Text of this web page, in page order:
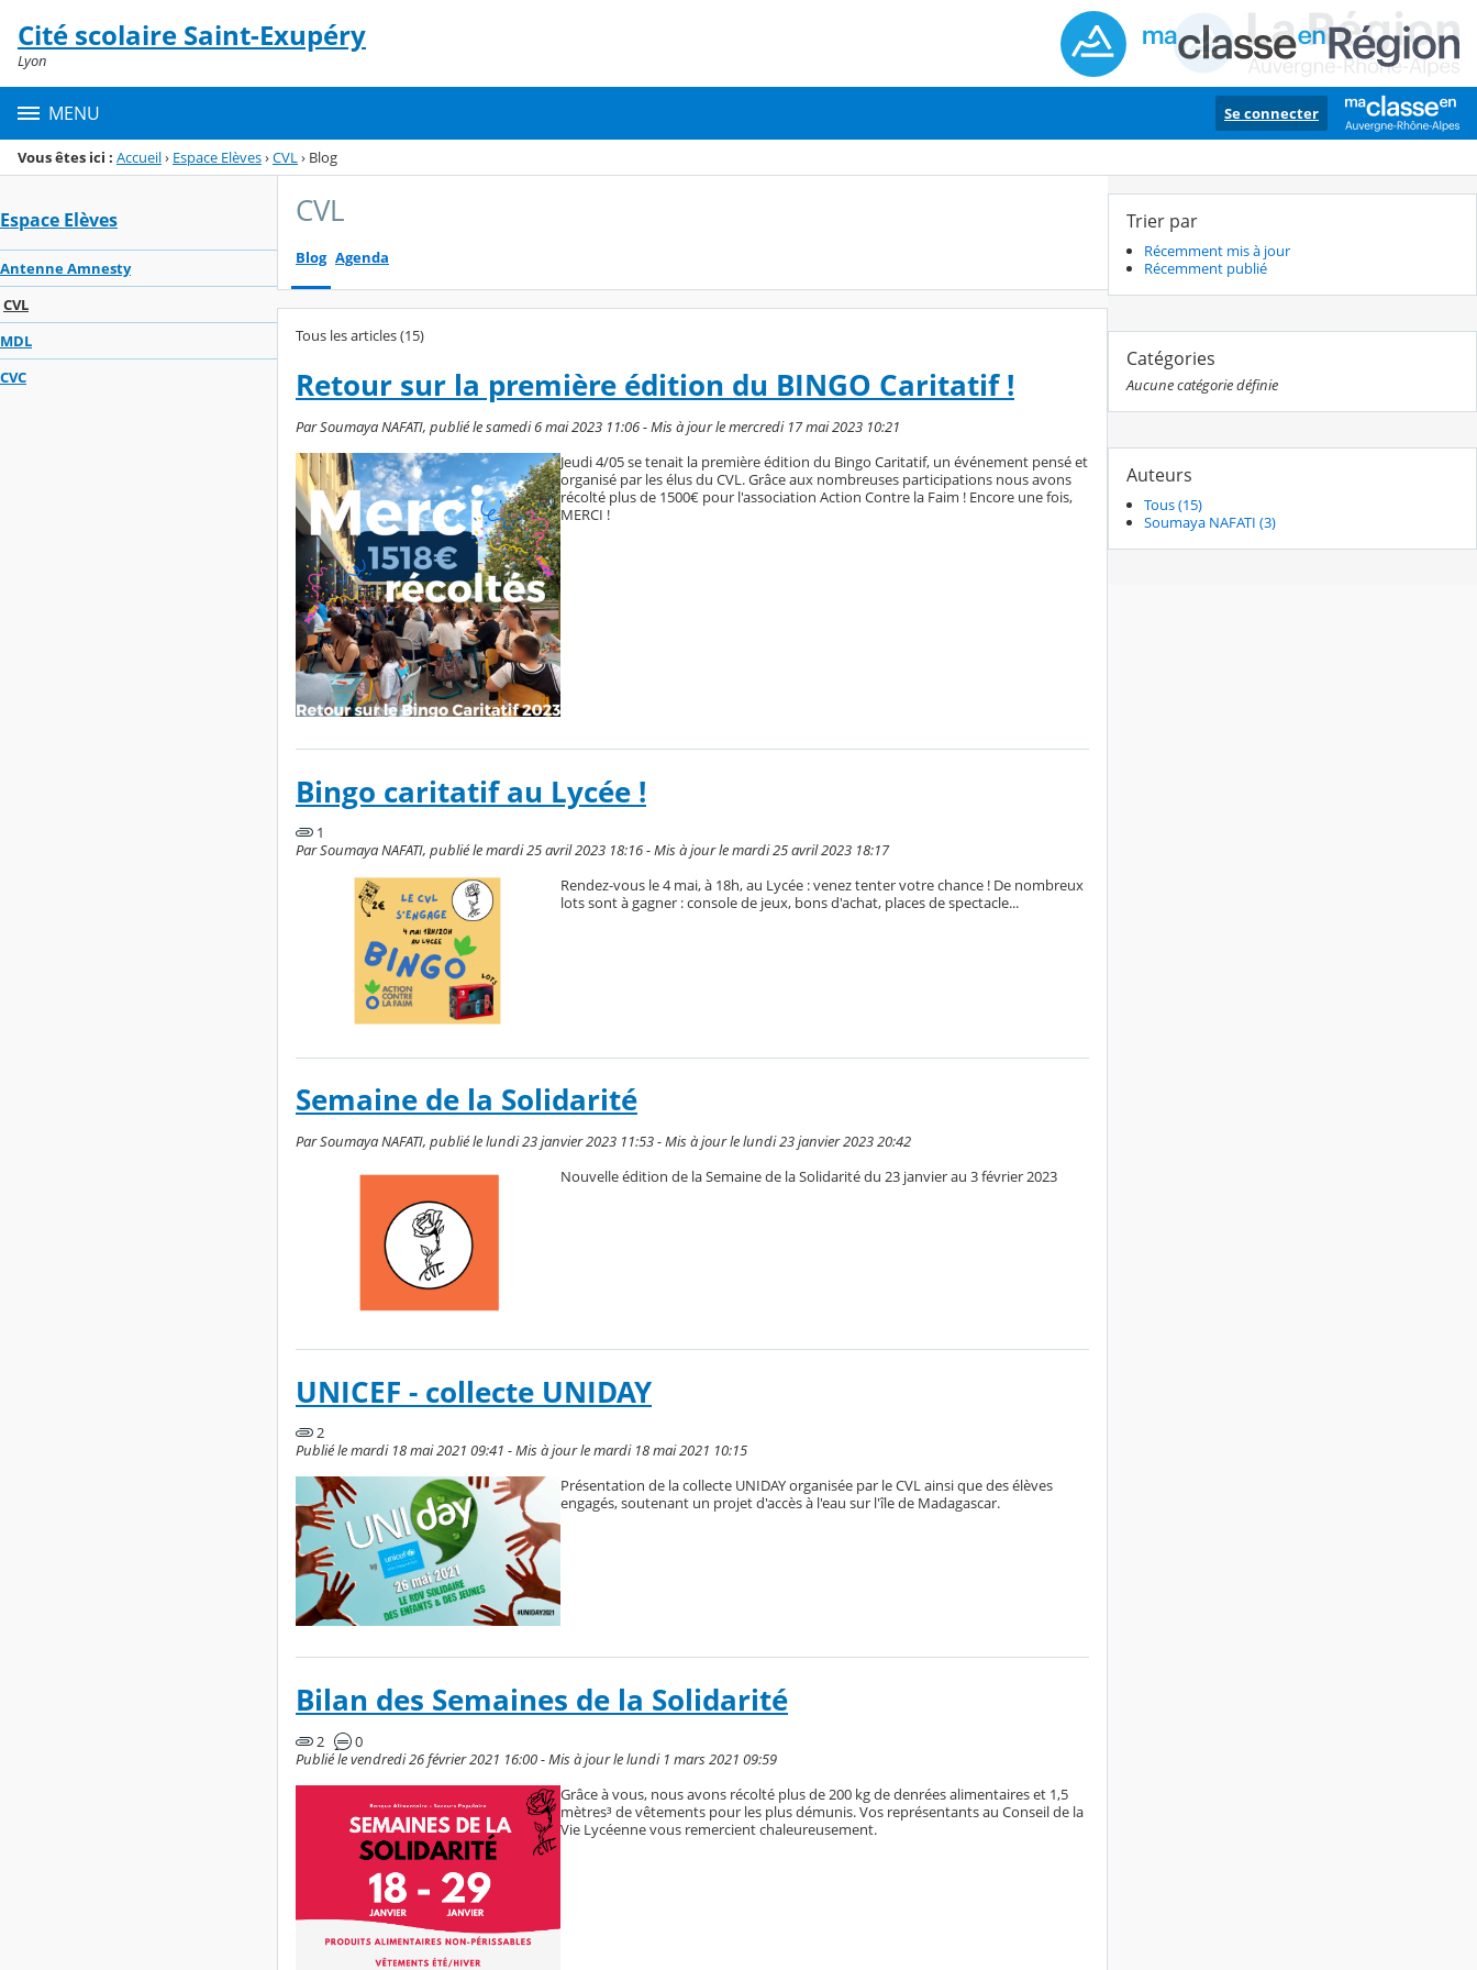
Menu de la rubrique
Contenu
Cité scolaire Saint-Exupéry
Lyon
MENU Se connecter
Vous êtes ici : Accueil› Espace Elèves›CVL› Blog
Espace Elèves
Antenne Amnesty
CVL
MDL
CVC
CVL
Blog Agenda
Tous les articles (15)
Retour sur la première édition du BINGO Caritatif !
Par Soumaya NAFATI, publié le samedi 6 mai 2023 11:06 - Mis à jour le mercredi 17 mai 2023 10:21
Jeudi 4/05 se tenait la première édition du Bingo Caritatif, un événement pensé et
organisé par les élus du CVL. Grâce aux nombreuses participations nous avons
récolté plus de 1500€ pour l'association Action Contre la Faim ! Encore une fois,
MERCI !
Bingo caritatif au Lycée !
1
Par Soumaya NAFATI, publié le mardi 25 avril 2023 18:16 - Mis à jour le mardi 25 avril 2023 18:17
Rendez-vous le 4 mai, à 18h, au Lycée : venez tenter votre chance ! De nombreux
lots sont à gagner : console de jeux, bons d'achat, places de spectacle...
Semaine de la Solidarité
Par Soumaya NAFATI, publié le lundi 23 janvier 2023 11:53 - Mis à jour le lundi 23 janvier 2023 20:42
Nouvelle édition de la Semaine de la Solidarité du 23 janvier au 3 février 2023
UNICEF - collecte UNIDAY
2
Publié le mardi 18 mai 2021 09:41 - Mis à jour le mardi 18 mai 2021 10:15
Présentation de la collecte UNIDAY organisée par le CVL ainsi que des élèves
engagés, soutenant un projet d'accès à l'eau sur l'île de Madagascar.
Bilan des Semaines de la Solidarité
2
0
Publié le vendredi 26 février 2021 16:00 - Mis à jour le lundi 1 mars 2021 09:59
Grâce à vous, nous avons récolté plus de 200 kg de denrées alimentaires et 1,5
mètres³ de vêtements pour les plus démunis. Vos représentants au Conseil de la
Vie Lycéenne vous remercient chaleureusement.
Trier par
Récemment mis à jour
Récemment publié
Catégories
Aucune catégorie définie
Auteurs
Tous (15)
Soumaya NAFATI (3)